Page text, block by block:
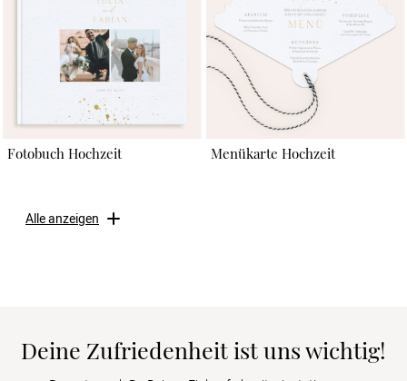
Fotobuch Hochzeit Menükarte Hochzeit
Alle anzeigen
Deine Zufriedenheit ist uns wichtig!